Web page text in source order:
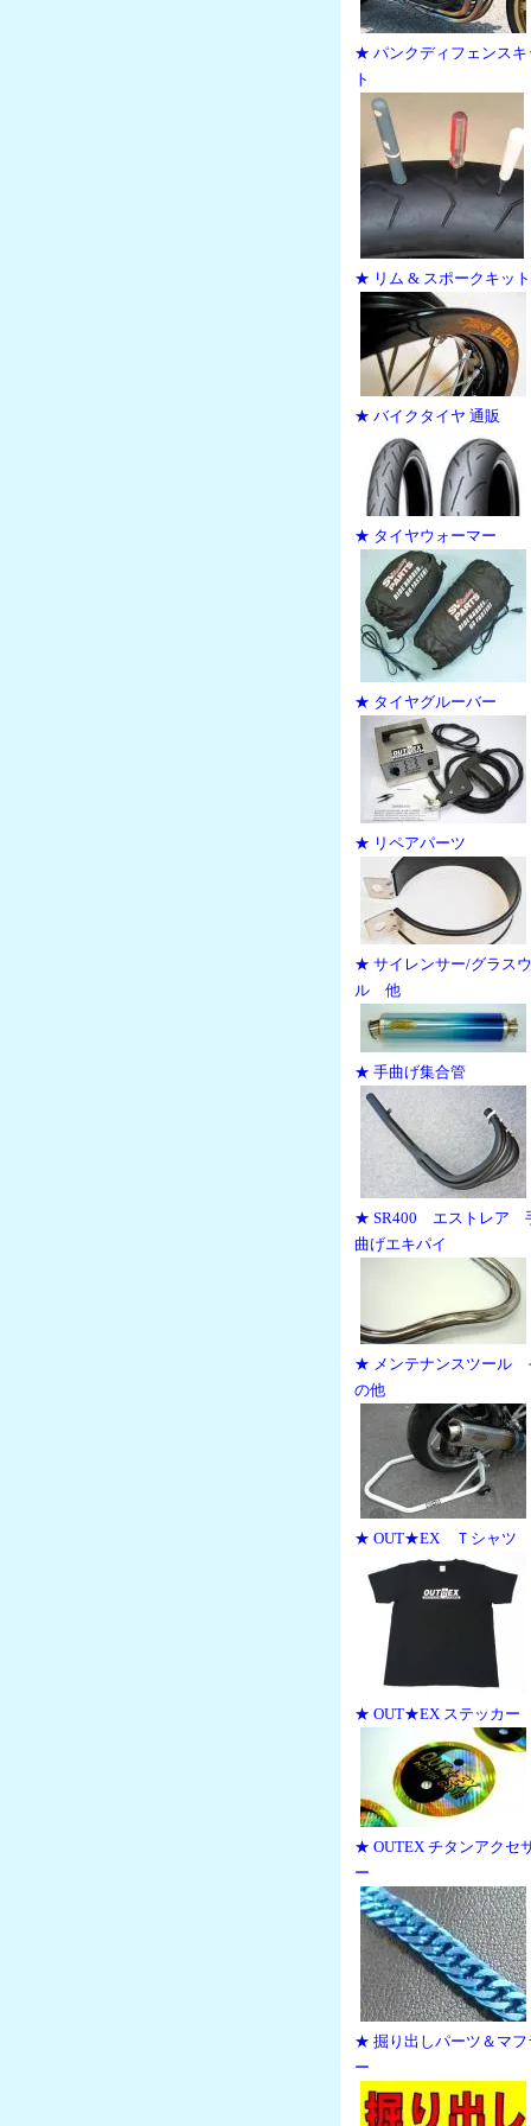
★ パンクディフェンスキ
ト
★ リム & スポークキット
★ バイクタイヤ 通販
★ タイヤウォーマー
★ タイヤグルーバー
★ リペアパーツ
★ サイレンサー/グラス
ル 他
★ 手曲げ集合管
★ SR400 エストレア
曲げエキパイ
★ メンテナンスツール
の他
★ OUT★EX Ｔシャツ
★ OUT★EX ステッカー
★ OUTEX チタンアクセ
ー
★ 掘り出しパーツ＆マフ
ー